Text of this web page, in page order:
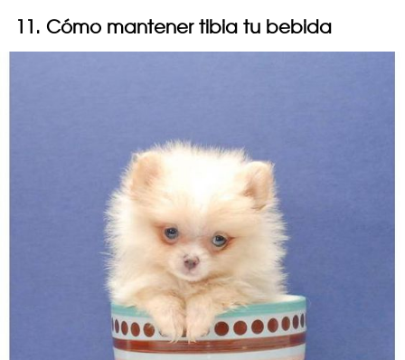
11. Cómo mantener tibia tu bebida